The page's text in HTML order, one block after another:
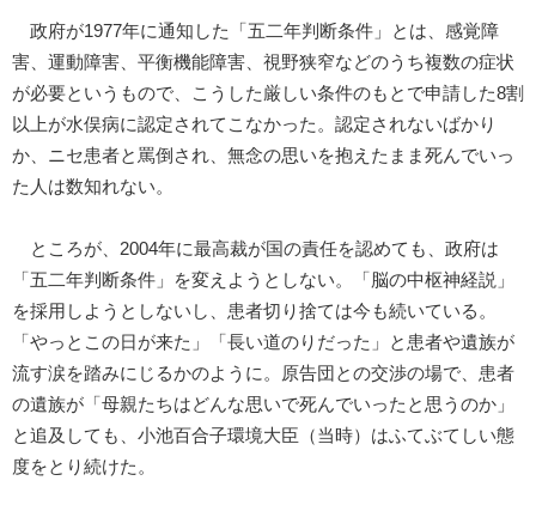
政府が1977年に通知した「五二年判断条件」とは、感覚障
害、運動障害、平衡機能障害、視野狭窄などのうち複数の症状
が必要というもので、こうした厳しい条件のもとで申請した8割
以上が水俣病に認定されてこなかった。認定されないばかり
か、ニセ患者と罵倒され、無念の思いを抱えたまま死んでいっ
た人は数知れない。
ところが、2004年に最高裁が国の責任を認めても、政府は
「五二年判断条件」を変えようとしない。「脳の中枢神経説」
を採用しようとしないし、患者切り捨ては今も続いている。
「やっとこの日が来た」「長い道のりだった」と患者や遺族が
流す涙を踏みにじるかのように。原告団との交渉の場で、患者
の遺族が「母親たちはどんな思いで死んでいったと思うのか」
と追及しても、小池百合子環境大臣（当時）はふてぶてしい態
度をとり続けた。